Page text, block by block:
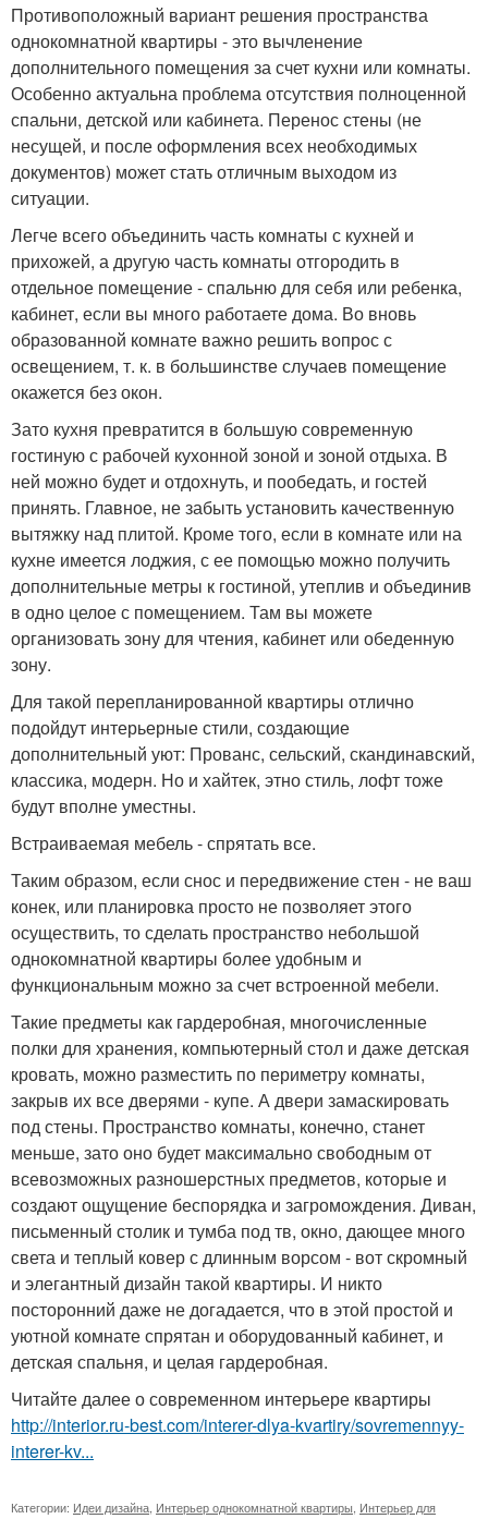
Противоположный вариант решения пространства
однокомнатной квартиры - это вычленение
дополнительного помещения за счет кухни или комнаты.
Особенно актуальна проблема отсутствия полноценной
спальни, детской или кабинета. Перенос стены (не
несущей, и после оформления всех необходимых
документов) может стать отличным выходом из
ситуации.
Легче всего объединить часть комнаты с кухней и
прихожей, а другую часть комнаты отгородить в
отдельное помещение - спальню для себя или ребенка,
кабинет, если вы много работаете дома. Во вновь
образованной комнате важно решить вопрос с
освещением, т. к. в большинстве случаев помещение
окажется без окон.
Зато кухня превратится в большую современную
гостиную с рабочей кухонной зоной и зоной отдыха. В
ней можно будет и отдохнуть, и пообедать, и гостей
принять. Главное, не забыть установить качественную
вытяжку над плитой. Кроме того, если в комнате или на
кухне имеется лоджия, с ее помощью можно получить
дополнительные метры к гостиной, утеплив и объединив
в одно целое с помещением. Там вы можете
организовать зону для чтения, кабинет или обеденную
зону.
Для такой перепланированной квартиры отлично
подойдут интерьерные стили, создающие
дополнительный уют: Прованс, сельский, скандинавский,
классика, модерн. Но и хайтек, этно стиль, лофт тоже
будут вполне уместны.
Встраиваемая мебель - спрятать все.
Таким образом, если снос и передвижение стен - не ваш
конек, или планировка просто не позволяет этого
осуществить, то сделать пространство небольшой
однокомнатной квартиры более удобным и
функциональным можно за счет встроенной мебели.
Такие предметы как гардеробная, многочисленные
полки для хранения, компьютерный стол и даже детская
кровать, можно разместить по периметру комнаты,
закрыв их все дверями - купе. А двери замаскировать
под стены. Пространство комнаты, конечно, станет
меньше, зато оно будет максимально свободным от
всевозможных разношерстных предметов, которые и
создают ощущение беспорядка и загромождения. Диван,
письменный столик и тумба под тв, окно, дающее много
света и теплый ковер с длинным ворсом - вот скромный
и элегантный дизайн такой квартиры. И никто
посторонний даже не догадается, что в этой простой и
уютной комнате спрятан и оборудованный кабинет, и
детская спальня, и целая гардеробная.
Читайте далее о современном интерьере квартиры
http://interior.ru-best.com/interer-dlya-kvartiry/sovremennyy-
interer-kv...
Категории: Идеи дизайна Интерьер однокомнатной квартиры Интерьер для